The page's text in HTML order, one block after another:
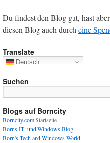
Du findest den Blog gut, hast
diesen Blog auch durcheine
Translate
Deutsch
Suchen
Blogs auf Borncity
Borncity.comStartseite
Borns IT- und Windows Blog
Born's Tech and Windows World